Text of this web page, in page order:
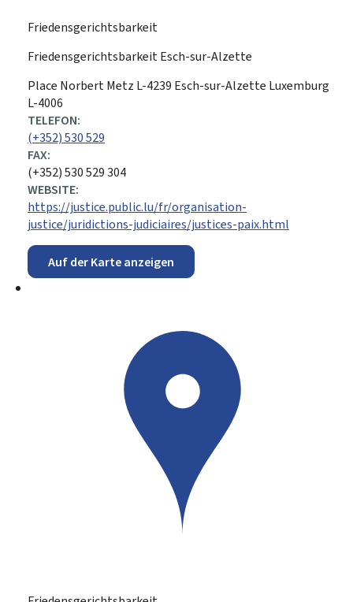
Friedensgerichtsbarkeit
Friedensgerichtsbarkeit Esch-sur-Alzette
ADRESSE:
Place Norbert Metz L-4239 Esch-sur-Alzette Luxemburg
L-4006
TELEFON:
(+352) 530 529
FAX:
(+352) 530 529 304
WEBSITE:
https://justice.public.lu/fr/organisation-
justice/juridictions-judiciaires/justices-paix.html
Auf der Karte anzeigen